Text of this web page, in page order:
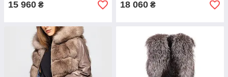
15 960 ₴ 18 060 ₴